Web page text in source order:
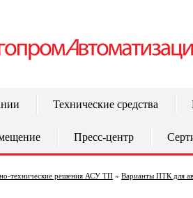
Технические средства
Пресс-центр
технические решения АСУ ТП » Варианты ПТК для